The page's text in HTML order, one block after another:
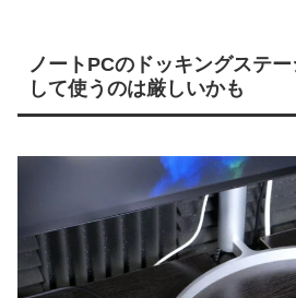
ノートPCのドッキングステ
して使うのは厳しいかも